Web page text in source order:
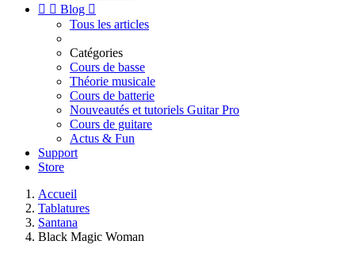
  Blog 
Tous les articles
Catégories
Cours de basse
Théorie musicale
Cours de batterie
Nouveautés et tutoriels Guitar Pro
Cours de guitare
Actus & Fun
Support
Store
Accueil
Tablatures
Santana
Black Magic Woman